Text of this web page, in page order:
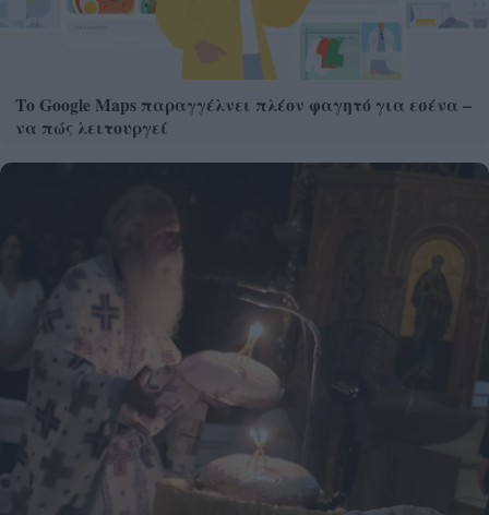
Το Google Maps παραγγέλνει πλέον φαγητό για εσένα –
να πώς λειτουργεί